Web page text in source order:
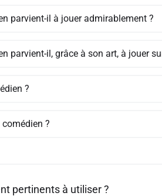
parvient-il à jouer admirablement ?
parvient-il, grâce à son art, à jouer
?
?
pertinents à utiliser ?